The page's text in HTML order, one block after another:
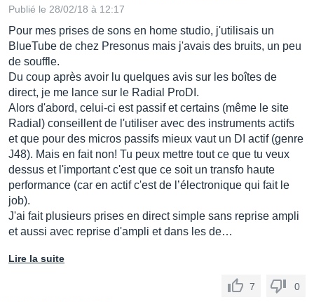
Publié le 28/02/18 à 12:17
Pour mes prises de sons en home studio, j'utilisais un
BlueTube de chez Presonus mais j'avais des bruits, un peu
de souffle.
Du coup après avoir lu quelques avis sur les boîtes de
direct, je me lance sur le Radial ProDI.
Alors d'abord, celui-ci est passif et certains (même le site
Radial) conseillent de l'utiliser avec des instruments actifs
et que pour des micros passifs mieux vaut un DI actif (genre
J48). Mais en fait non! Tu peux mettre tout ce que tu veux
dessus et l'important c'est que ce soit un transfo haute
performance (car en actif c'est de l’électronique qui fait le
job).
J'ai fait plusieurs prises en direct simple sans reprise ampli
et aussi avec reprise d'ampli et dans les de…
Lire la suite
7 0